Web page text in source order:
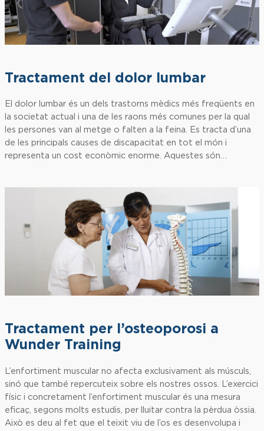
Tractament del dolor lumbar
El dolor lumbar és un dels trastorns mèdics més freqüents en
la societat actual i una de les raons més comunes per la qual
les persones van al metge o falten a la feina. Es tracta d’una
de les principals causes de discapacitat en tot el món i
representa un cost econòmic enorme. Aquestes són…
Tractament per l’osteoporosi a
Wunder Training
L’enfortiment muscular no afecta exclusivament als músculs,
sinó que també repercuteix sobre els nostres ossos. L’exercici
físic i concretament l’enfortiment muscular és una mesura
eficaç, segons molts estudis, per lluitar contra la pèrdua òssia.
Això es deu al fet que el teixit viu de l’os es desenvolupa i